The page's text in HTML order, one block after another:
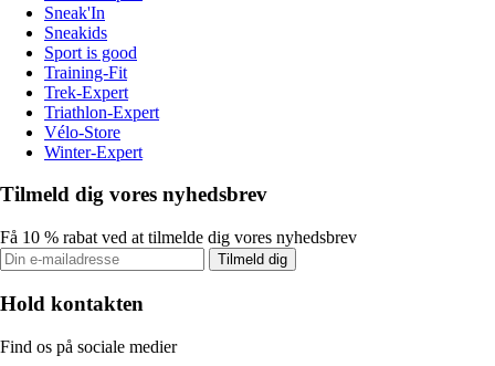
Sneak'In
Sneakids
Sport is good
Training-Fit
Trek-Expert
Triathlon-Expert
Vélo-Store
Winter-Expert
Tilmeld dig vores nyhedsbrev
Få 10 % rabat ved at tilmelde dig vores nyhedsbrev
Tilmeld dig
Hold kontakten
Find os på sociale medier